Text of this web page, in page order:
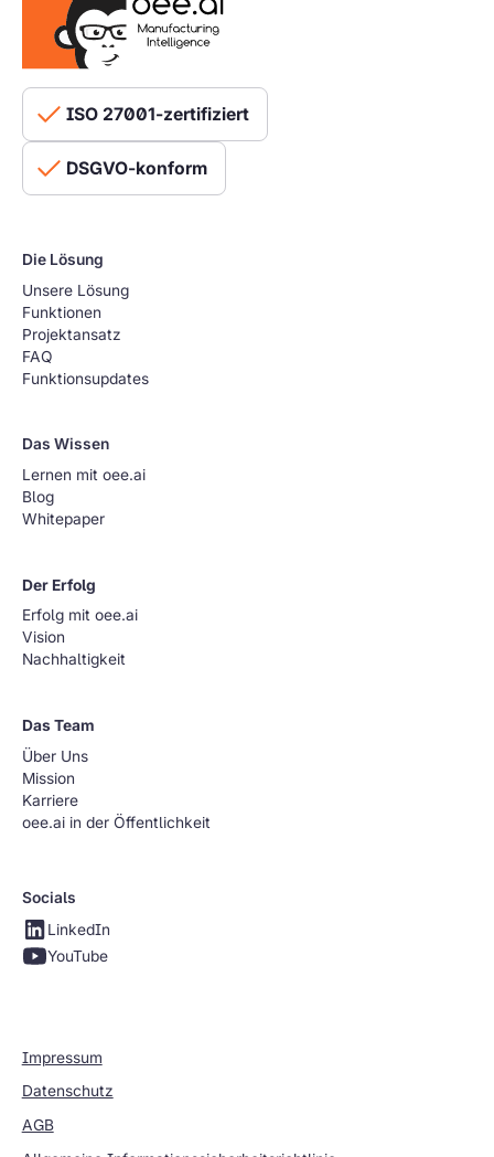
ISO 27001-zertifiziert
DSGVO-konform
Die Lösung
Unsere Lösung
Funktionen
Projektansatz
FAQ
Funktionsupdates
Das Wissen
Lernen mit oee.ai
Blog
Whitepaper
Der Erfolg
Erfolg mit oee.ai
Vision
Nachhaltigkeit
Das Team
Über Uns
Mission
Karriere
oee.ai in der Öffentlichkeit
Socials
LinkedIn
YouTube
Impressum
Datenschutz
AGB